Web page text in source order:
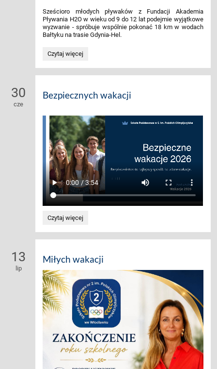
Sześcioro młodych pływaków z Fundacji Akademia
Pływania H2O w wieku od 9 do 12 lat podejmie wyjątkowe
wyzwanie - spróbuje wspólnie pokonać 18 km w wodach
Bałtyku na trasie Gdynia-Hel.
DZIECI
DZIECI:
Czytaj więcej
Bezpiecznych wakacji
Bezpiecznych
Czytaj więcej
30
cze
Miłych wakacji
13
lip